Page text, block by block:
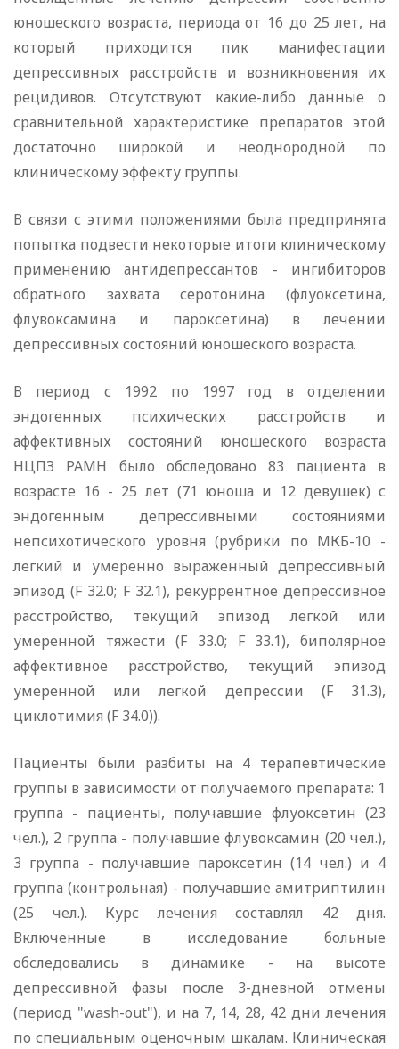
юношеского возраста, периода от 16 до 25 лет, на
который приходится пик манифестации
депрессивных расстройств и возникновения их
рецидивов. Отсутствуют какие-либо данные о
сравнительной характеристике препаратов этой
достаточно широкой и неоднородной по
клиническому эффекту группы.
В связи с этими положениями была предпринята
попытка подвести некоторые итоги клиническому
применению антидепрессантов - ингибиторов
обратного захвата серотонина (флуоксетина,
флувоксамина и пароксетина) в лечении
депрессивных состояний юношеского возраста.
В период с 1992 по 1997 год в отделении
эндогенных психических расстройств и
аффективных состояний юношеского возраста
НЦПЗ РАМН было обследовано 83 пациента в
возрасте 16 - 25 лет (71 юноша и 12 девушек) с
эндогенным депрессивными состояниями
непсихотического уровня (рубрики по МКБ-10 -
легкий и умеренно выраженный депрессивный
эпизод (F 32.0; F 32.1), рекуррентное депрессивное
расстройство, текущий эпизод легкой или
умеренной тяжести (F 33.0; F 33.1), биполярное
аффективное расстройство, текущий эпизод
умеренной или легкой депрессии (F 31.3),
циклотимия (F 34.0)).
Пациенты были разбиты на 4 терапевтические
группы в зависимости от получаемого препарата: 1
группа - пациенты, получавшие флуоксетин (23
чел.), 2 группа - получавшие флувоксамин (20 чел.),
3 группа - получавшие пароксетин (14 чел.) и 4
группа (контрольная) - получавшие амитриптилин
(25 чел.). Курс лечения составлял 42 дня.
Включенные в исследование больные
обследовались в динамике - на высоте
депрессивной фазы после 3-дневной отмены
(период "wash-out"), и на 7, 14, 28, 42 дни лечения
по специальным оценочным шкалам. Клиническая